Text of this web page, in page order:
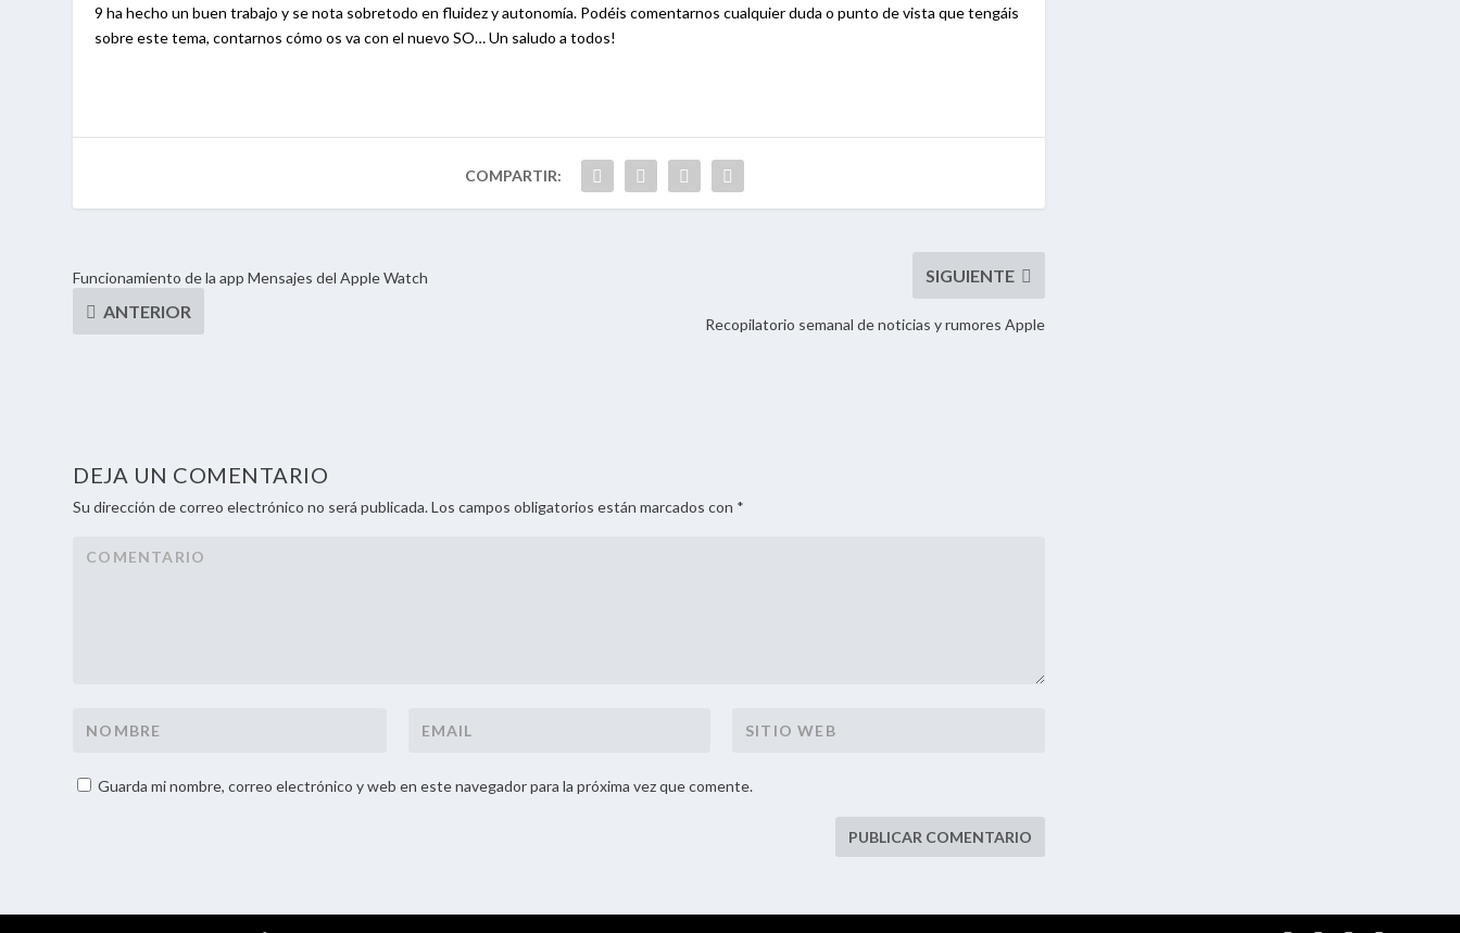
9 ha hecho un buen trabajo y se nota sobretodo en fluidez y autonomía. Podéis comentarnos cualquier duda o punto de vista que tengáis
sobre este tema, contarnos cómo os va con el nuevo SO… Un saludo a todos!
Funcionamiento de la app Mensajes del Apple Watch
Recopilatorio semanal de noticias y rumores Apple
DEJA UN COMENTARIO
Su dirección de correo electrónico no será publicada. Los campos obligatorios están marcados con *
Guarda mi nombre, correo electrónico y web en este navegador para la próxima vez que comente.